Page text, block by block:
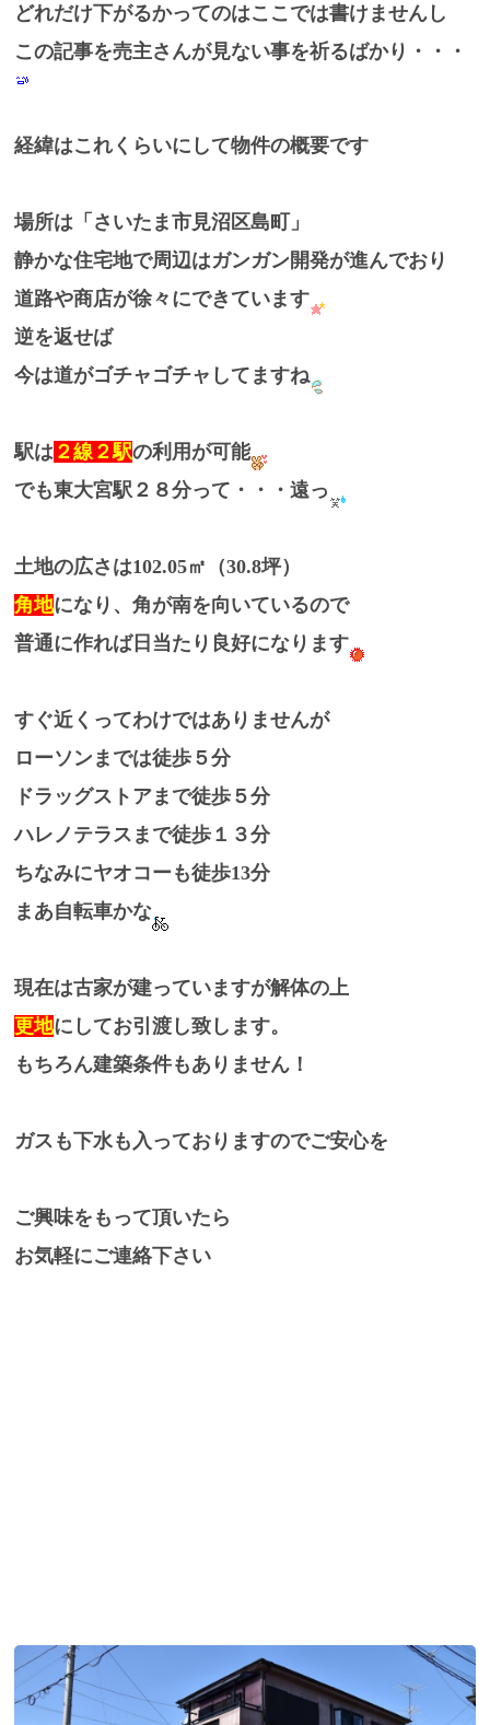
どれだけ下がるかってのはここでは書けませんし
この記事を売主さんが見ない事を祈るばかり・・・
経緯はこれくらいにして物件の概要です
場所は「さいたま市見沼区島町」
静かな住宅地で周辺はガンガン開発が進んでおり
道路や商店が徐々にできています
逆を返せば
今は道がゴチャゴチャしてますね
駅は ２線２駅の利用が可能
でも東大宮駅２８分って・・・遠っ
土地の広さは102.05㎡（30.8坪）
角地になり、角が南を向いているので
普通に作れば日当たり良好になります
すぐ近くってわけではありませんが
ローソンまでは徒歩５分
ドラッグストアまで徒歩５分
ハレノテラスまで徒歩１３分
ちなみにヤオコーも徒歩13分
まあ自転車かな
現在は古家が建っていますが解体の上
更地にしてお引渡し致します。
もちろん建築条件もありません！
ガスも下水も入っておりますのでご安心を
ご興味をもって頂いたら
お気軽にご連絡下さい